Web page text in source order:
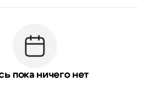
пока ничего нет